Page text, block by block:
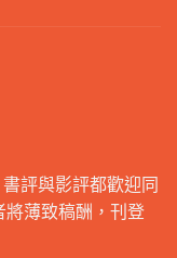
評與影評都歡迎同
將薄致稿酬，刊登